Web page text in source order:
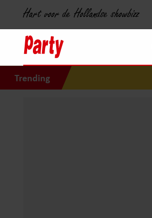
Hart voor de Hollandse showbizz
Trending